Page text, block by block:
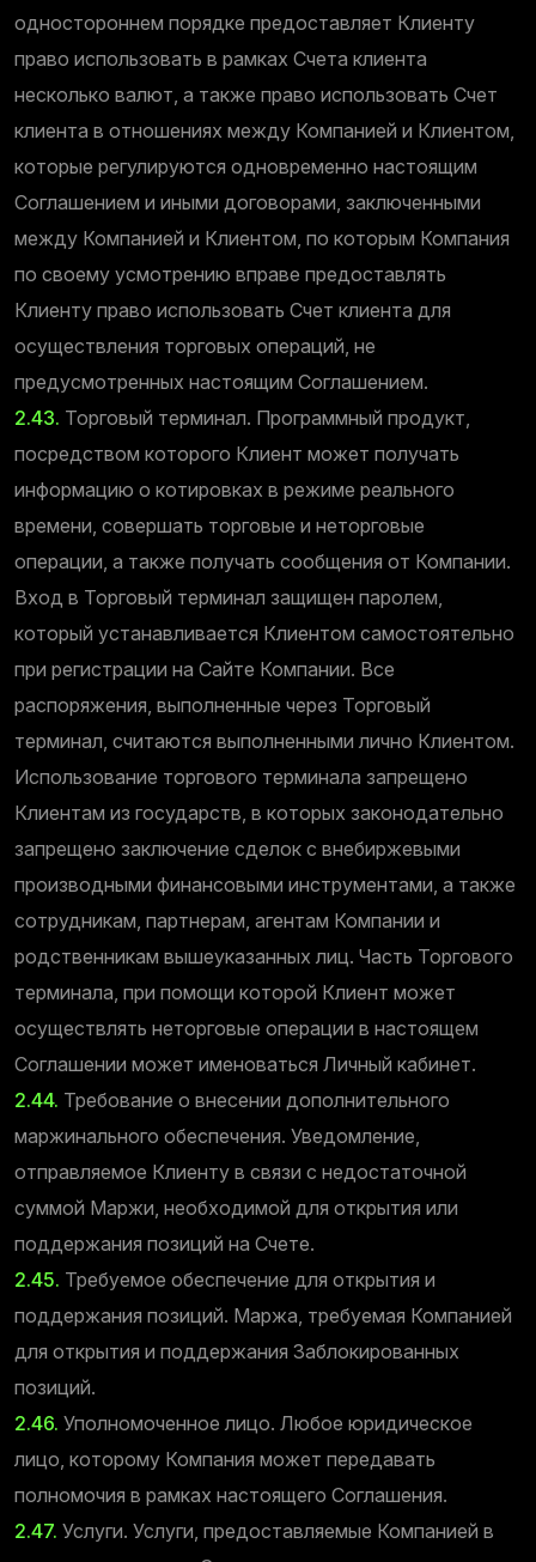
одностороннем порядке предоставляет Клиенту
право использовать в рамках Счета клиента
несколько валют, а также право использовать Счет
клиента в отношениях между Компанией и Клиентом,
которые регулируются одновременно настоящим
Соглашением и иными договорами, заключенными
между Компанией и Клиентом, по которым Компания
по своему усмотрению вправе предоставлять
Клиенту право использовать Счет клиента для
осуществления торговых операций, не
предусмотренных настоящим Соглашением.
2.43. Торговый терминал. Программный продукт,
посредством которого Клиент может получать
информацию о котировках в режиме реального
времени, совершать торговые и неторговые
операции, а также получать сообщения от Компании.
Вход в Торговый терминал защищен паролем,
который устанавливается Клиентом самостоятельно
при регистрации на Сайте Компании. Все
распоряжения, выполненные через Торговый
терминал, считаются выполненными лично Клиентом.
Использование торгового терминала запрещено
Клиентам из государств, в которых законодательно
запрещено заключение сделок с внебиржевыми
производными финансовыми инструментами, а также
сотрудникам, партнерам, агентам Компании и
родственникам вышеуказанных лиц. Часть Торгового
терминала, при помощи которой Клиент может
осуществлять неторговые операции в настоящем
Соглашении может именоваться Личный кабинет.
2.44. Требование о внесении дополнительного
маржинального обеспечения. Уведомление,
отправляемое Клиенту в связи с недостаточной
суммой Маржи, необходимой для открытия или
поддержания позиций на Счете.
2.45. Требуемое обеспечение для открытия и
поддержания позиций. Маржа, требуемая Компанией
для открытия и поддержания Заблокированных
позиций.
2.46. Уполномоченное лицо. Любое юридическое
лицо, которому Компания может передавать
полномочия в рамках настоящего Соглашения.
2.47. Услуги. Услуги, предоставляемые Компанией в